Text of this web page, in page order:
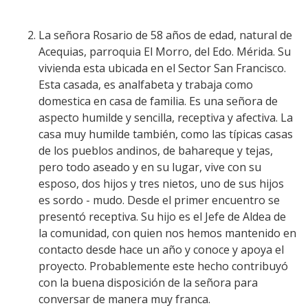
La señora Rosario de 58 años de edad, natural de
Acequias, parroquia El Morro, del Edo. Mérida. Su
vivienda esta ubicada en el Sector San Francisco.
Esta casada, es analfabeta y trabaja como
domestica en casa de familia. Es una señora de
aspecto humilde y sencilla, receptiva y afectiva. La
casa muy humilde también, como las típicas casas
de los pueblos andinos, de bahareque y tejas,
pero todo aseado y en su lugar, vive con su
esposo, dos hijos y tres nietos, uno de sus hijos
es sordo - mudo. Desde el primer encuentro se
presentó receptiva. Su hijo es el Jefe de Aldea de
la comunidad, con quien nos hemos mantenido en
contacto desde hace un año y conoce y apoya el
proyecto. Probablemente este hecho contribuyó
con la buena disposición de la señora para
conversar de manera muy franca.